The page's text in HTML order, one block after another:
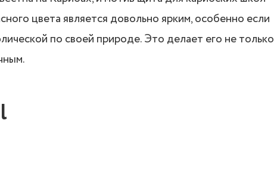
цвета является довольно ярким, особенно если
по своей природе. Это делает его не только